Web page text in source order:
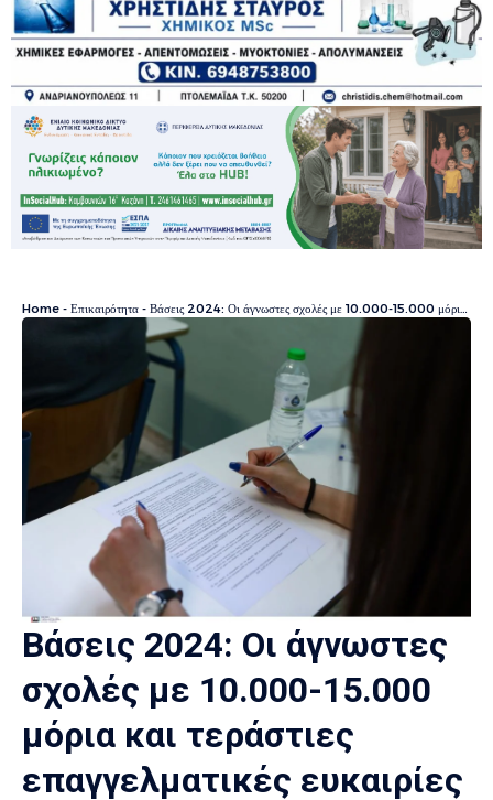
Home - Επικαιρότητα - Βάσεις 2024: Οι άγνωστες σχολές με 10.000-15.000 μόρια και τεράστιες επαγγελματικές ευκαιρίες
Βάσεις 2024: Οι άγνωστες
σχολές με 10.000-15.000
μόρια και τεράστιες
επαγγελματικές ευκαιρίες